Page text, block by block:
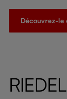
Découvrez-le